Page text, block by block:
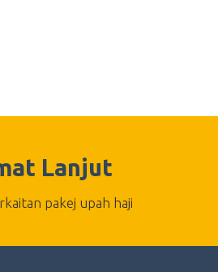
Lanjut
pakej upah haji